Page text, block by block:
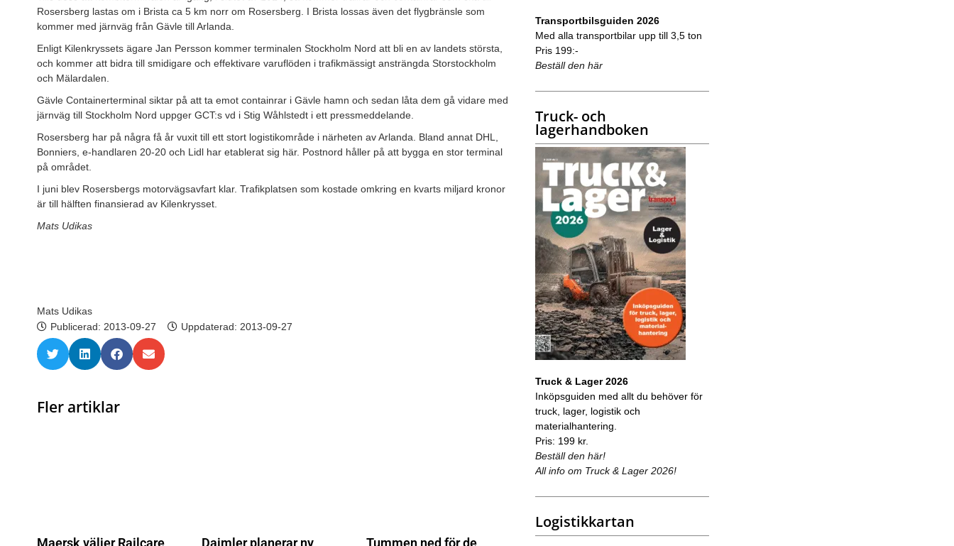
Rosersberg lastas om i Brista ca 5 km norr om Rosersberg. I Brista lossas även det flygbränsle som
kommer med järnväg från Gävle till Arlanda.
Enligt Kilenkryssets ägare Jan Persson kommer terminalen Stockholm Nord att bli en av landets största,
och kommer att bidra till smidigare och effektivare varuflöden i trafikmässigt ansträngda Storstockholm
och Mälardalen.
Gävle Containerterminal siktar på att ta emot containrar i Gävle hamn och sedan låta dem gå vidare med
järnväg till Stockholm Nord uppger GCT:s vd i Stig Wåhlstedt i ett pressmeddelande.
Rosersberg har på några få år vuxit till ett stort logistikområde i närheten av Arlanda. Bland annat DHL,
Bonniers, e-handlaren 20-20 och Lidl har etablerat sig här. Postnord håller på att bygga en stor terminal
på området.
I juni blev Rosersbergs motorvägsavfart klar. Trafikplatsen som kostade omkring en kvarts miljard kronor
är till hälften finansierad av Kilenkrysset.
Mats Udikas
Mats Udikas
Publicerad: 2013-09-27 Uppdaterad: 2013-09-27
Fler artiklar
Maersk väljer Railcare
Daimler planerar ny
Tummen ned för de
Transportbilsguiden 2026
Med alla transportbilar upp till 3,5 ton
Pris 199:-
Beställ den här
Truck- och
lagerhandboken
Truck & Lager 2026
Inköpsguiden med allt du behöver för
truck, lager, logistik och
materialhantering.
Pris: 199 kr.
Beställ den här!
All info om Truck & Lager 2026!
Logistikkartan